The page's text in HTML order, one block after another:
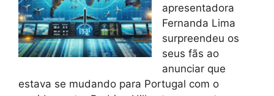
apresentadora
Fernanda Lima
surpreendeu os
seus fãs ao
anunciar que
estava se mudando para Portugal com o